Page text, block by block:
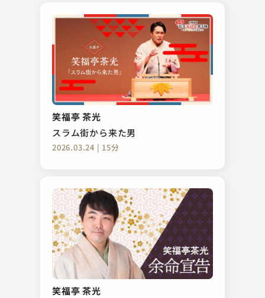
笑福亭 茶光
スラム街から来た男
2026.03.24 | 15分
笑福亭 茶光
春風亭 一蔵
寝床
2023.02.26 | 28分
入船亭 扇辰
夢の酒